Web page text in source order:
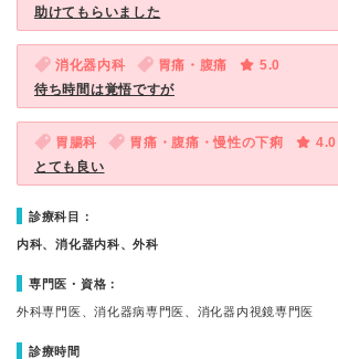
助けてもらいました
消化器内科 胃痛・腹痛
5.0
待ち時間は覚悟ですが
胃腸科 胃痛・腹痛・慢性の下痢
4.0
とても良い
診療科目：
内科、消化器内科、外科
専門医・資格：
外科専門医、消化器病専門医、消化器内視鏡専門医
診療時間